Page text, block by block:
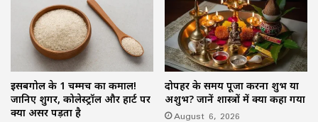
इसबगोल के 1 चम्मच का कमाल!
जानिए शुगर, कोलेस्ट्रॉल और हार्ट पर
क्या असर पड़ता है
दोपहर के समय पूजा करना शुभ या
अशुभ? जानें शास्त्रों में क्या कहा गया
August 6, 2026